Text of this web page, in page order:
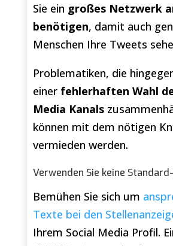
Sie ein großes Netzwerk
benötigen, damit auch
Menschen Ihre Tweets
Problematiken, die
einerfehlerhaften Wahl
Media Kanals
können mit dem nötigen
vermieden werden.
Verwenden Sie keine
Bemühen Sie sich um
Texte bei den
Ihrem Social Media Profil.